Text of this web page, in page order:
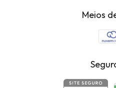
Meios